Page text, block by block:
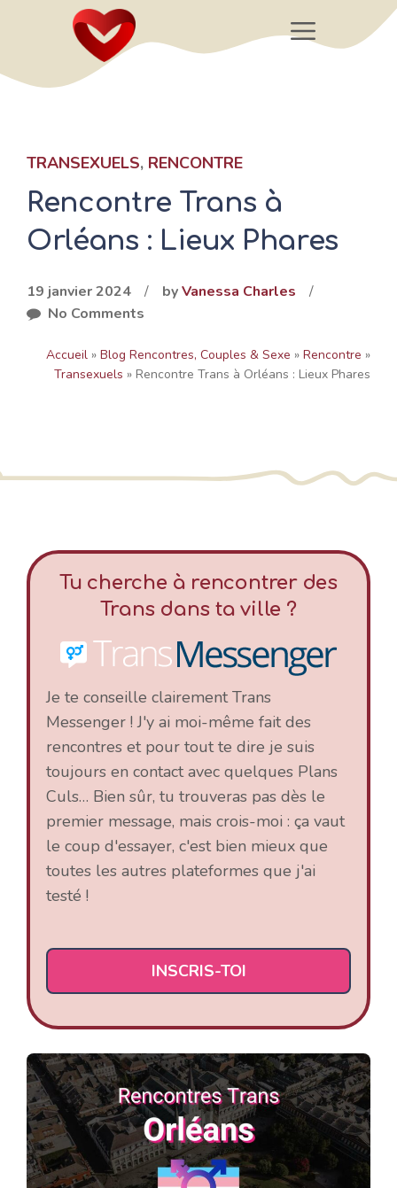
Menu
TRANSEXUELS, RENCONTRE
Rencontre Trans à
Orléans : Lieux Phares
19 janvier 2024 / byVanessa Charles
/
No Comments
Accueil » Blog Rencontres, Couples & Sexe » Rencontre »
Transexuels » Rencontre Trans à Orléans : Lieux Phares
Tu cherche à rencontrer des
Trans dans ta ville ?
Je te conseille clairement Trans
Messenger ! J'y ai moi-même fait des
rencontres et pour tout te dire je suis
toujours en contact avec quelques Plans
Culs… Bien sûr, tu trouveras pas dès le
premier message, mais crois-moi : ça vaut
le coup d'essayer, c'est bien mieux que
toutes les autres plateformes que j'ai
testé !
INSCRIS-TOI